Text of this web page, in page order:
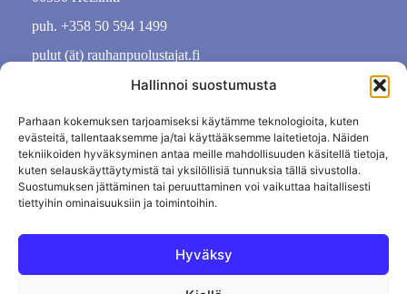
Hallinnoi suostumusta
Parhaan kokemuksen tarjoamiseksi käytämme teknologioita, kuten
evästeitä, tallentaaksemme ja/tai käyttääksemme laitetietoja. Näiden
tekniikoiden hyväksyminen antaa meille mahdollisuuden käsitellä tietoja,
kuten selauskäyttäytymistä tai yksilöllisiä tunnuksia tällä sivustolla.
Suostumuksen jättäminen tai peruuttaminen voi vaikuttaa haitallisesti
tiettyihin ominaisuuksiin ja toimintoihin.
Hyväksy
puh. +358 50 594 1499
pulut (ät) rauhanpuolustajat.fi